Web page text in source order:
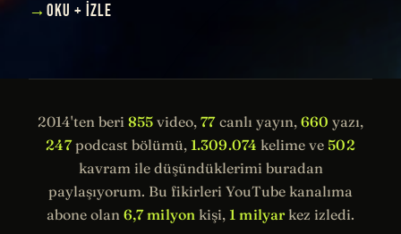
→ OKU + İZLE
2014'ten beri 855 video,77canlı yayın, 660 yazı,
247podcast bölümü, 1.309.074 kelime ve 502
kavram ile düşündüklerimi buradan
paylaşıyorum. Bu fikirleri YouTube kanalıma
abone olan 6,7 milyon kişi, 1 milyarkez izledi.